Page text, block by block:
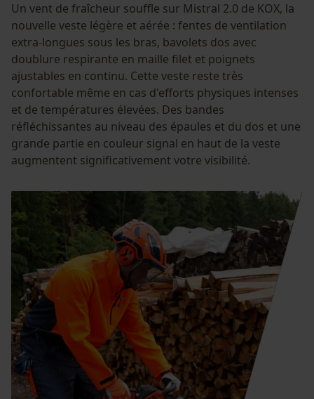
Un vent de fraîcheur souffle sur Mistral 2.0 de KOX, la
nouvelle veste légère et aérée : fentes de ventilation
extra-longues sous les bras, bavolets dos avec
doublure respirante en maille filet et poignets
ajustables en continu. Cette veste reste très
confortable même en cas d'efforts physiques intenses
et de températures élevées. Des bandes
réfléchissantes au niveau des épaules et du dos et une
grande partie en couleur signal en haut de la veste
augmentent significativement votre visibilité.